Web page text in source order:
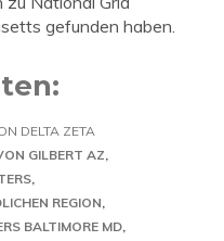
gefunden haben.
DELTA ZETA
GILBERT AZ
REGION
BALTIMORE MD